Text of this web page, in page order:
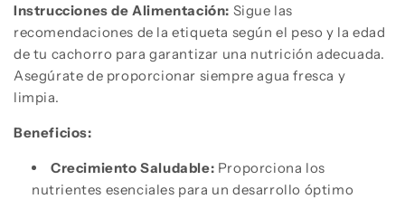
Instrucciones de Alimentación: Sigue las
recomendaciones de la etiqueta según el peso y la edad
de tu cachorro para garantizar una nutrición adecuada.
Asegúrate de proporcionar siempre agua fresca y
limpia.
Beneficios:
Crecimiento Saludable: Proporciona los
nutrientes esenciales para un desarrollo óptimo